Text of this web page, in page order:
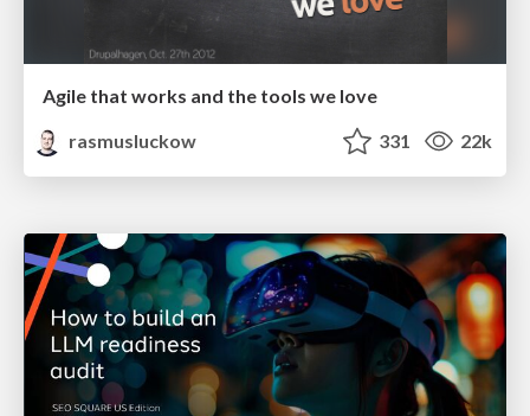
Agile that works and the tools we love
rasmusluckow
331 22k